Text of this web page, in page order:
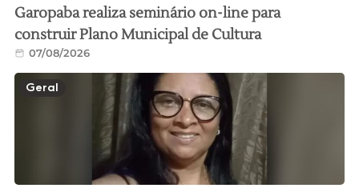
Garopaba realiza seminário on-line para
construir Plano Municipal de Cultura
07/08/2026
Geral